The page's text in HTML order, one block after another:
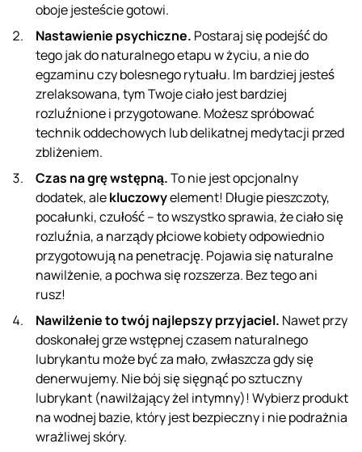
oboje jesteście gotowi.
Nastawienie psychiczne. Postaraj się podejść do
tego jak do naturalnego etapu w życiu, a nie do
egzaminu czy bolesnego rytuału. Im bardziej jesteś
zrelaksowana, tym Twoje ciało jest bardziej
rozluźnione i przygotowane. Możesz spróbować
technik oddechowych lub delikatnej medytacji przed
zbliżeniem.
Czas na grę wstępną.To nie jest opcjonalny
dodatek, alekluczowyelement! Długie pieszczoty,
pocałunki, czułość – to wszystko sprawia, że ciało się
rozluźnia, a narządy płciowe kobiety odpowiednio
przygotowują na penetrację. Pojawia się naturalne
nawilżenie, a pochwa się rozszerza. Bez tego ani
rusz!
Nawilżenie to twój najlepszy przyjaciel. Nawet przy
doskonałej grze wstępnej czasem naturalnego
lubrykantu może być za mało, zwłaszcza gdy się
denerwujemy. Nie bój się sięgnąć posztuczny
lubrykant (nawilżający żel intymny)! Wybierz produkt
na wodnej bazie, który jest bezpieczny i nie podrażnia
wrażliwej skóry.